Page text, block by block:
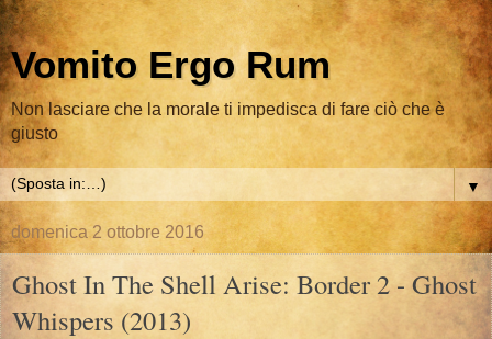
Vomito Ergo Rum
Non lasciare che la morale ti impedisca di fare ciò che è
giusto
▼
domenica 2 ottobre 2016
Ghost In The Shell Arise: Border 2 - Ghost
Whispers (2013)